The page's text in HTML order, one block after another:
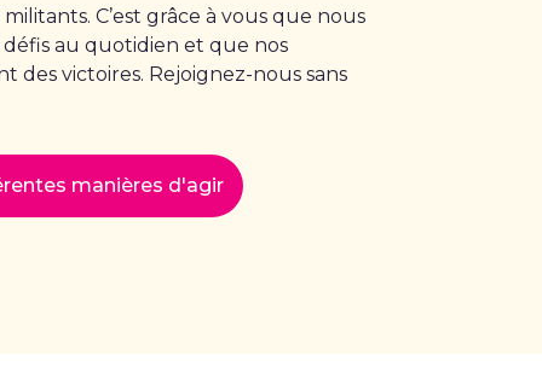
C’est grâce à vous que nous
au quotidien et que nos
des victoires. Rejoignez-nous sans
manières d'agir